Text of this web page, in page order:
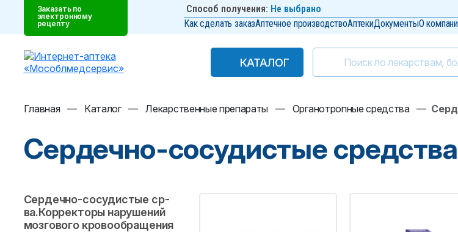
Заказать по
электронному
рецепту
Способ получения: Не выбрано
Как сделать заказАптечное производствоАптекиДокументыО
КАТАЛОГ
КАТАЛОГ
Главная — Каталог — Лекарственные препараты — Органотропные средства —
Сердечно-сосудистые средства
Сердечно-сосудистые ср-
ва.Корректоры нарушений
мозгового кровообращения